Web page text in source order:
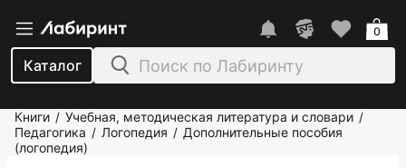
Каталог
0
Книги / Учебная, методическая литература и словари /
Педагогика / Логопедия / Дополнительные пособия
(логопедия)